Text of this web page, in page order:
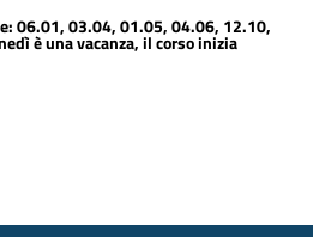
06.01, 03.04, 01.05, 04.06, 12.10,
è una vacanza, il corso inizia